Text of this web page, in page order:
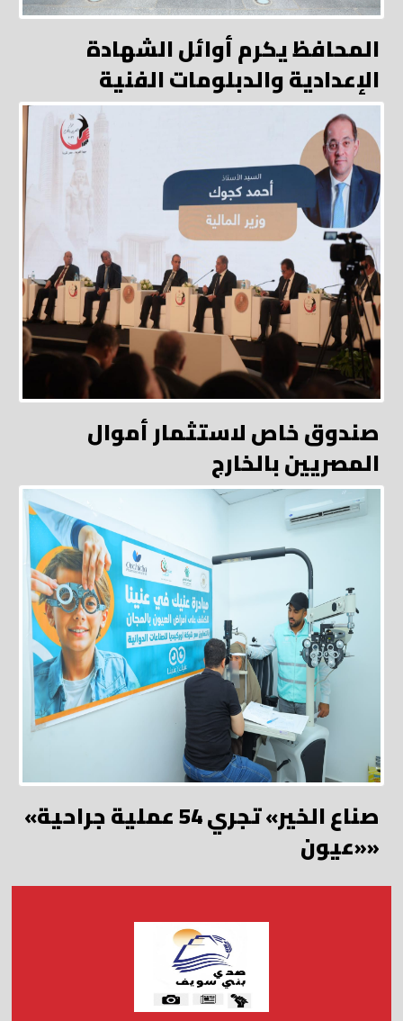
المحافظ يكرم أوائل الشهادة
الإعدادية والدبلومات الفنية
صندوق خاص لاستثمار أموال
المصريين بالخارج
«صناع الخير» تجري 54 عملية جراحية
«عيون»